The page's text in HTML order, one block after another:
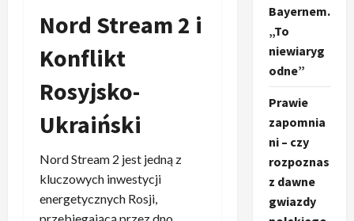
Nord Stream 2 i
Konflikt
Rosyjsko-
Ukraiński
Nord Stream 2 jest jedną z
kluczowych inwestycji
energetycznych Rosji,
Bayernem.
„To
niewiaryg
odne”
Prawie
zapomnia
ni – czy
rozpoznas
z dawne
gwiazdy